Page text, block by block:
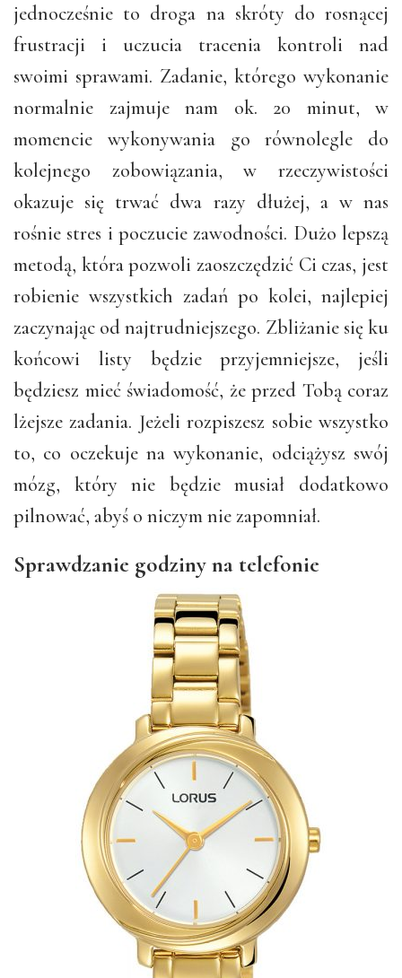
jednocześnie to droga na skróty do rosnącej
frustracji i uczucia tracenia kontroli nad
swoimi sprawami. Zadanie, którego wykonanie
normalnie zajmuje nam ok. 20 minut, w
momencie wykonywania go równolegle do
kolejnego zobowiązania, w rzeczywistości
okazuje się trwać dwa razy dłużej, a w nas
rośnie stres i poczucie zawodności. Dużo lepszą
metodą, która pozwoli zaoszczędzić Ci czas, jest
robienie wszystkich zadań po kolei, najlepiej
zaczynając od najtrudniejszego. Zbliżanie się ku
końcowi listy będzie przyjemniejsze, jeśli
będziesz mieć świadomość, że przed Tobą coraz
lżejsze zadania. Jeżeli rozpiszesz sobie wszystko
to, co oczekuje na wykonanie, odciążysz swój
mózg, który nie będzie musiał dodatkowo
pilnować, abyś o niczym nie zapomniał.
Sprawdzanie godziny na telefonie